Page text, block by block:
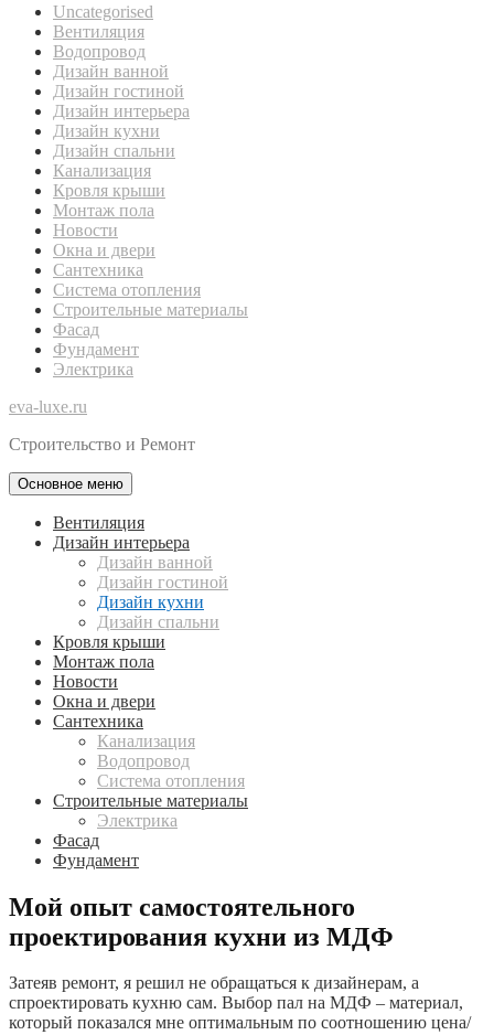
Uncategorised
Вентиляция
Водопровод
Дизайн ванной
Дизайн гостиной
Дизайн интерьера
Дизайн кухни
Дизайн спальни
Канализация
Кровля крыши
Монтаж пола
Новости
Окна и двери
Сантехника
Система отопления
Строительные материалы
Фасад
Фундамент
Электрика
eva-luxe.ru
Строительство и Ремонт
Основное меню
Вентиляция
Дизайн интерьера
Дизайн ванной
Дизайн гостиной
Дизайн кухни
Дизайн спальни
Кровля крыши
Монтаж пола
Новости
Окна и двери
Сантехника
Канализация
Водопровод
Система отопления
Строительные материалы
Электрика
Фасад
Фундамент
Мой опыт самостоятельного
проектирования кухни из МДФ
Затеяв ремонт, я решил не обращаться к дизайнерам, а
спроектировать кухню сам. Выбор пал на МДФ – материал,
который показался мне оптимальным по соотношению цена/